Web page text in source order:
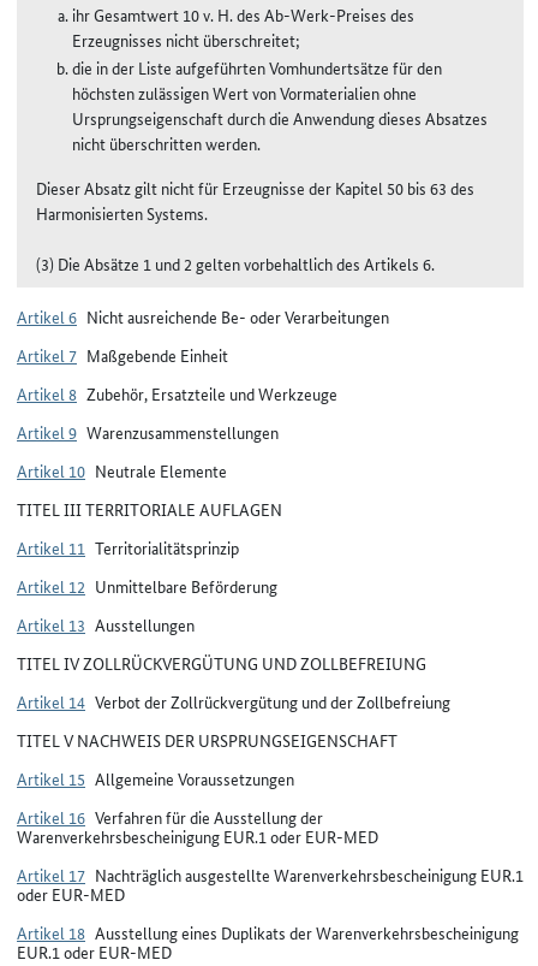
ihr Gesamtwert 10 v. H. des Ab-Werk-Preises des
Erzeugnisses nicht überschreitet;
die in der Liste aufgeführten Vomhundertsätze für den
höchsten zulässigen Wert von Vormaterialien ohne
Ursprungseigenschaft durch die Anwendung dieses Absatzes
nicht überschritten werden.
Dieser Absatz gilt nicht für Erzeugnisse der Kapitel 50 bis 63 des
Harmonisierten Systems.
(3) Die Absätze 1 und 2 gelten vorbehaltlich des Artikels 6.
Artikel 6 Nicht ausreichende Be- oder Verarbeitungen
Artikel 7 Maßgebende Einheit
Artikel 8 Zubehör, Ersatzteile und Werkzeuge
Artikel 9 Warenzusammenstellungen
Artikel 10 Neutrale Elemente
TITEL III TERRITORIALE AUFLAGEN
Artikel 11 Territorialitätsprinzip
Artikel 12 Unmittelbare Beförderung
Artikel 13 Ausstellungen
TITEL IV ZOLLRÜCKVERGÜTUNG UND ZOLLBEFREIUNG
Artikel 14 Verbot der Zollrückvergütung und der Zollbefreiung
TITEL V NACHWEIS DER URSPRUNGSEIGENSCHAFT
Artikel 15 Allgemeine Voraussetzungen
Artikel 16 Verfahren für die Ausstellung der
Warenverkehrsbescheinigung EUR.1 oder EUR-MED
Artikel 17 Nachträglich ausgestellte Warenverkehrsbescheinigung EUR.1
oder EUR-MED
Artikel 18 Ausstellung eines Duplikats der Warenverkehrsbescheinigung
EUR.1 oder EUR-MED